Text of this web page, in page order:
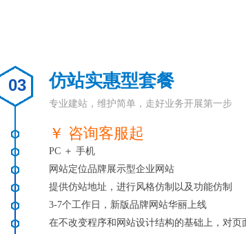
03 仿站实惠型套餐
专业建站，维护简单，走好业务开展第一步
￥ 咨询客服起
PC ＋ 手机
网站定位品牌展示型企业网站
提供仿站地址，进行风格仿制以及功能仿制
3-7个工作日，新版品牌网站华丽上线
在不改变程序和网站设计结构的基础上，对页